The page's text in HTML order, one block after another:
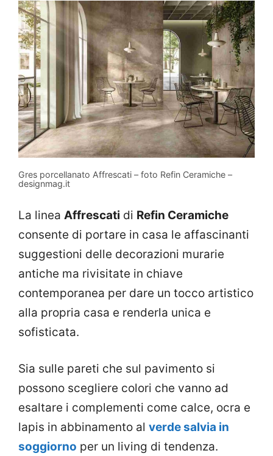
Gres porcellanato Affrescati – foto Refin Ceramiche –
designmag.it
La linea Affrescati di Refin Ceramiche
consente di portare in casa le affascinanti
suggestioni delle decorazioni murarie
antiche ma rivisitate in chiave
contemporanea per dare un tocco artistico
alla propria casa e renderla unica e
sofisticata.
Sia sulle pareti che sul pavimento si
possono scegliere colori che vanno ad
esaltare i complementi come calce, ocra e
lapis in abbinamento al verde salvia in
soggiorno per un living di tendenza.